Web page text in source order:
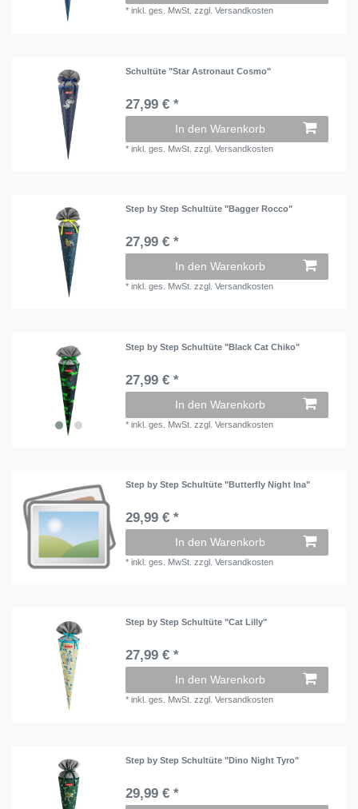
*inkl. ges. MwSt. zzgl.Versandkosten
Schultüte "Star Astronaut Cosmo"
27,99 € *
In den Warenkorb
*inkl. ges. MwSt. zzgl.Versandkosten
Step by Step Schultüte "Bagger Rocco"
27,99 € *
In den Warenkorb
*inkl. ges. MwSt. zzgl.Versandkosten
Step by Step Schultüte "Black Cat Chiko"
27,99 € *
In den Warenkorb
*inkl. ges. MwSt. zzgl.Versandkosten
Step by Step Schultüte "Butterfly Night Ina"
29,99 € *
In den Warenkorb
*inkl. ges. MwSt. zzgl.Versandkosten
Step by Step Schultüte "Cat Lilly"
27,99 € *
In den Warenkorb
*inkl. ges. MwSt. zzgl.Versandkosten
Step by Step Schultüte "Dino Night Tyro"
29,99 € *